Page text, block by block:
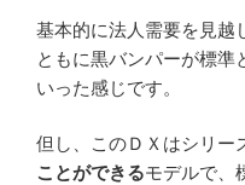
基本的に法人需要を見越
ともに黒バンパーが標準
いった感じです。
但し、このＤＸはシリー
ことができるモデルで、